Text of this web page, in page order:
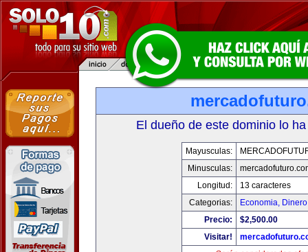
El dueño de este dominio lo
Mayusculas:
Minusculas:
Longitud:
13 caracteres
Categorias:
Economia,
Precio:
$2,500.00
Visitar!